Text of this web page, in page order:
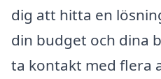
dig att hitta en
din budget och dina
ta kontakt med flera